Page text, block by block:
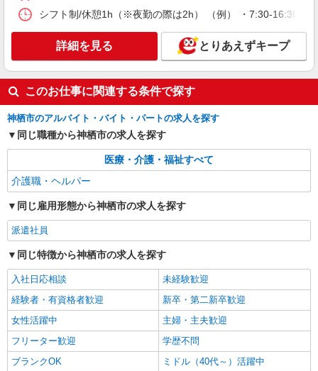
派遣社員
株式会社ブレイブ（マイナビグループ）/MD08
介護スタッフ ◆デイサービス、サービス付き
務先から選べます。
未経験：時給1400〜1600円（資格・経験によ
る） 経験者：時給1600〜1800円（資格・経験によ
日）＝31万6800円 ◆昇給あり ◆支払い方法 ※日
払い/週払い/月払い対応も可能です。詳しくは面談
時にご相談ください。 ◆交通費：別途全額支給 ※
当社規定あり
茨城県神栖市 ★その他、近隣に多数勤務地あ
ります！
詳細を見る
派遣社員
株式会社kotrio /●CB-H-2031534
毎日通うのが楽しみになる＊ホテルのような美
時給1600円〜2250円 ＜日払い有/週払い有/交
神栖市内 息栖など
詳細を見る
派遣社員
株式会社kotrio /●CB-H-1481329
シフト制/休憩1h（※夜勤の際は2h） （例） ・7:30-16:30
詳細を見る とりあえずキープ
このお仕事に関連する条件で探す
神栖市のアルバイト・バイト・パートの求人を探す
同じ職種から神栖市の求人を探す
医療・介護・福祉すべて
介護職・ヘルパー
同じ雇用形態から神栖市の求人を探す
派遣社員
同じ特徴から神栖市の求人を探す
入社日応相談
未経験歓迎
経験者・有資格者歓迎
新卒・第二新卒歓迎
女性活躍中
主婦・主夫歓迎
フリーター歓迎
学歴不問
ブランクOK
ミドル（40代～）活躍中